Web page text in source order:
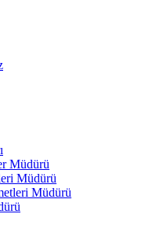
Müdürü
Müdürü
Müdürü